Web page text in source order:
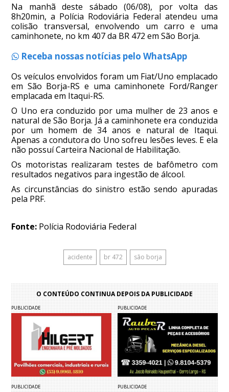
Na manhã deste sábado (06/08), por volta das
8h20min, a Polícia Rodoviária Federal atendeu uma
colisão transversal, envolvendo um carro e uma
caminhonete, no km 407 da BR 472 em São Borja.
Receba nossas notícias pelo WhatsApp
Os veículos envolvidos foram um Fiat/Uno emplacado
em São Borja-RS e uma caminhonete Ford/Ranger
emplacada em Itaqui-RS.
O Uno era conduzido por uma mulher de 23 anos e
natural de São Borja. Já a caminhonete era conduzida
por um homem de 34 anos e natural de Itaqui.
Apenas a condutora do Uno sofreu lesões leves. E ela
não possuí Carteira Nacional de Habilitação.
Os motoristas realizaram testes de bafômetro com
resultados negativos para ingestão de álcool.
As circunstâncias do sinistro estão sendo apuradas
pela PRF.
Fonte: Polícia Rodoviária Federal
acidente br 472 são borja
O CONTEÚDO CONTINUA DEPOIS DA PUBLICIDADE
PUBLICIDADE PUBLICIDADE
PUBLICIDADE PUBLICIDADE